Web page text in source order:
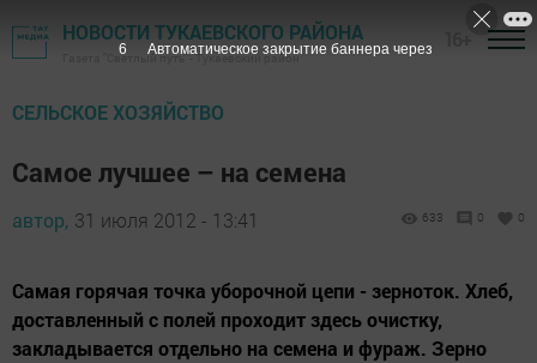
НОВОСТИ ТУКАЕВСКОГО РАЙОНА
Газета "Светлый путь" - Тукаевский район
СЕЛЬСКОЕ ХОЗЯЙСТВО
Самое лучшее – на семена
автор, 31 июля 2012 - 13:41 633 0 0
Самая горячая точка уборочной цепи - зерноток. Хлеб,
доставленный с полей проходит здесь очистку,
закладывается отдельно на семена и фураж. Зерно
5 Автоматическое закрытие баннера через